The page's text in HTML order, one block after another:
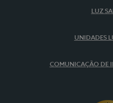
LUZ
UNIDADES
COMUNICAÇÃO DE